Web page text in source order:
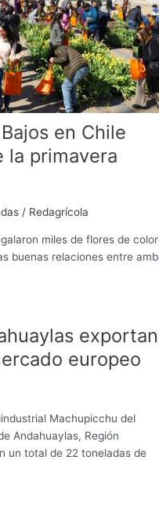
en Chile
la primavera
/ Redagrícola
miles de flores de
buenas relaciones entre
exportan
europeo
Machupicchu del
Andahuaylas, Región
un total de 22 toneladas de